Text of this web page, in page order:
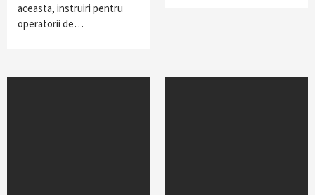
aceasta, instruiri pentru
operatorii de…